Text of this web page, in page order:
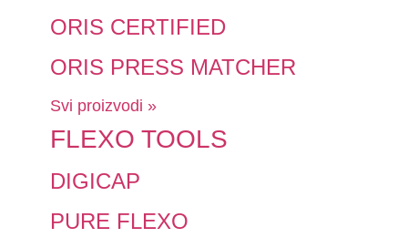
ORIS CERTIFIED
ORIS PRESS MATCHER
Svi proizvodi »
FLEXO TOOLS
DIGICAP
PURE FLEXO